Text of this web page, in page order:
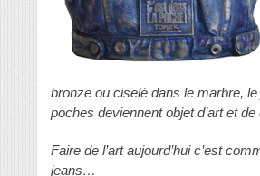
bronze ou ciselé dans le marbre,
poches deviennent objet d’art et de
Faire de l’art aujourd’hui c’est
jeans…